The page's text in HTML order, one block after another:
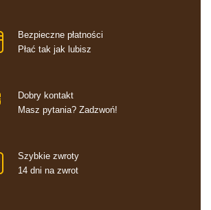
Bezpieczne płatności
Płać tak jak lubisz
Dobry kontakt
Masz pytania? Zadzwoń!
Szybkie zwroty
14 dni na zwrot